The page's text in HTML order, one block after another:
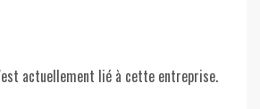
actuellement lié à cette entreprise.